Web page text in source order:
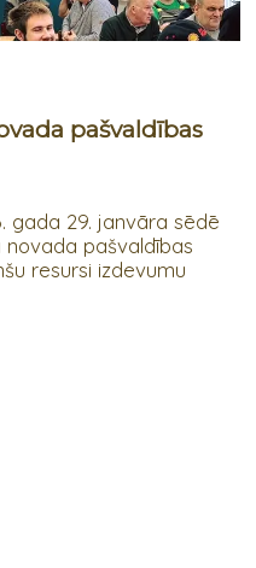
pašvaldības
gada 29. janvāra sēdē
pašvaldības
resursi izdevumu